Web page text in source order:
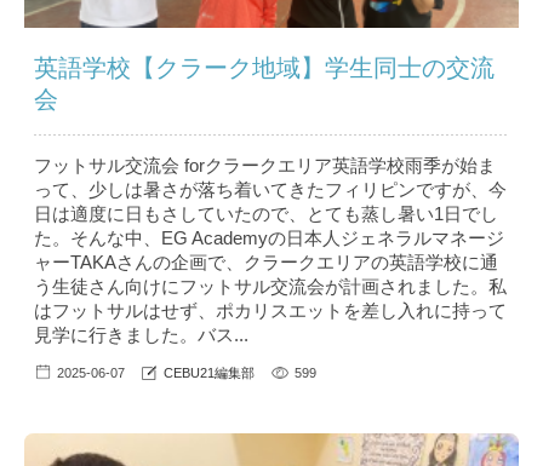
英語学校【クラーク地域】学生同士の交流
会
フットサル交流会 forクラークエリア英語学校雨季が始ま
って、少しは暑さが落ち着いてきたフィリピンですが、今
日は適度に日もさしていたので、とても蒸し暑い1日でし
た。そんな中、EG Academyの日本人ジェネラルマネージ
ャーTAKAさんの企画で、クラークエリアの英語学校に通
う生徒さん向けにフットサル交流会が計画されました。私
はフットサルはせず、ポカリスエットを差し入れに持って
見学に行きました。バス...
2025-06-07 CEBU21編集部 599